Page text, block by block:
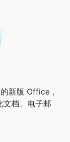
新版 Office，
文档、电子邮